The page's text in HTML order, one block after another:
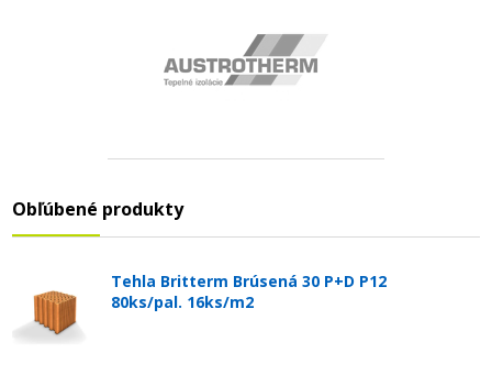
Obľúbené produkty
Tehla Britterm Brúsená 30 P+D P12
80ks/pal. 16ks/m2